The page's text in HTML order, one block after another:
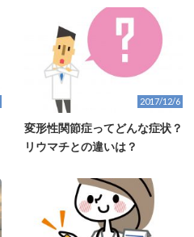
2017/12/6
変形性関節症ってどんな症状？
リウマチとの違いは？